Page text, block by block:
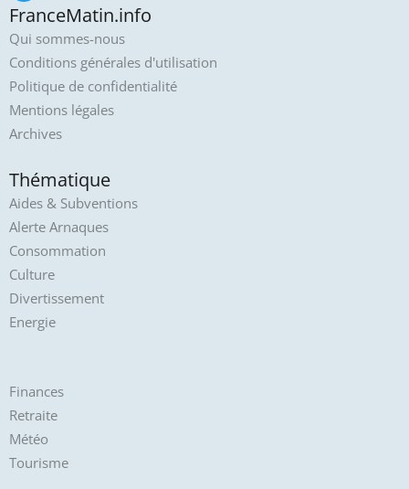
FranceMatin.info
Qui sommes-nous
Conditions générales d'utilisation
Politique de confidentialité
Mentions légales
Archives
Thématique
Aides & Subventions
Alerte Arnaques
Consommation
Culture
Divertissement
Energie
Finances
Retraite
Météo
Tourisme